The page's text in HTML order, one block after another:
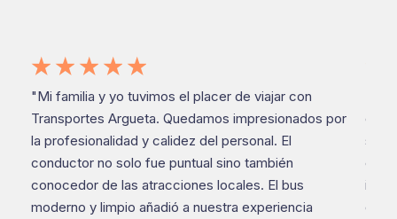
☆ ☆ ☆ ☆ ☆
"Mi familia y yo tuvimos el placer de viajar con
Transportes Argueta. Quedamos impresionados por
la profesionalidad y calidez del personal. El
conductor no solo fue puntual sino también
conocedor de las atracciones locales. El bus
moderno y limpio añadió a nuestra experiencia
que